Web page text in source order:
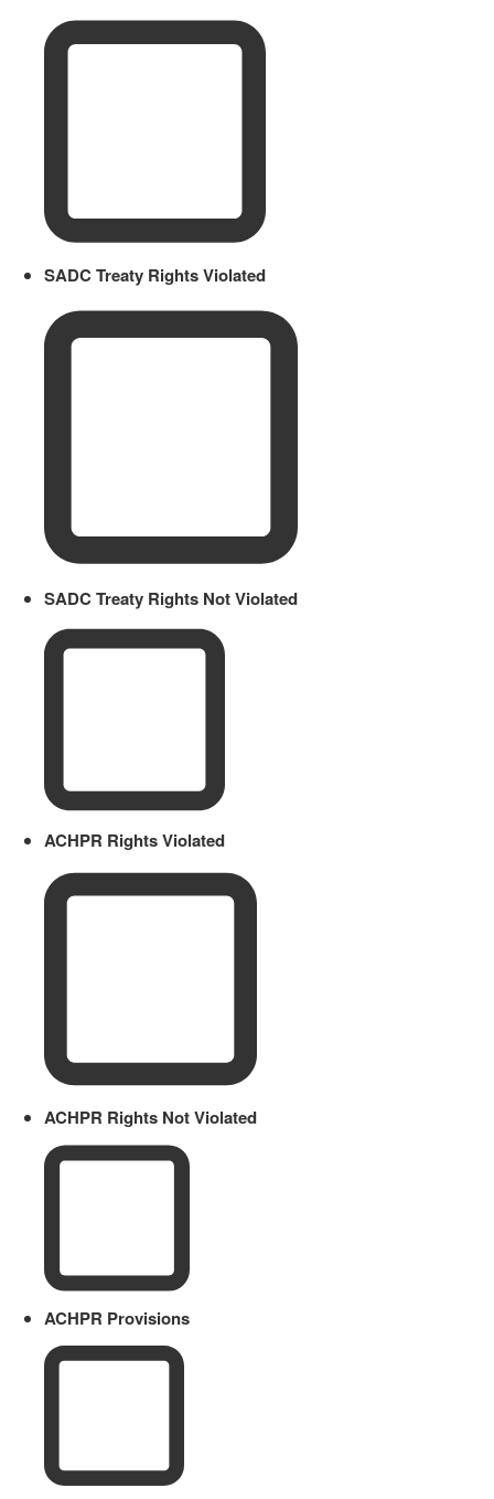
SADC Treaty Rights Violated
SADC Treaty Rights Not Violated
ACHPR Rights Violated
ACHPR Rights Not Violated
ACHPR Provisions